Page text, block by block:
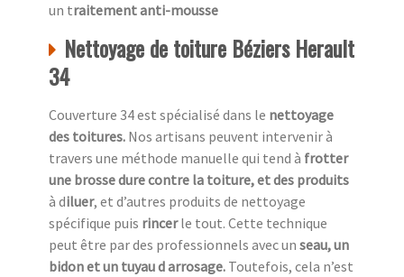
un traitement anti-mousse
Nettoyage de toiture Béziers Herault
34
Couverture 34 est spécialisé dans le nettoyage
des toitures. Nos artisans peuvent intervenir à
travers une méthode manuelle qui tend à frotter
une brosse dure contre la toiture, et des produits
à diluer, et d’autres produits de nettoyage
spécifique puis rincerle tout. Cette technique
peut être par des professionnels avec un seau, un
bidon et un tuyau d arrosage. Toutefois, cela n’est